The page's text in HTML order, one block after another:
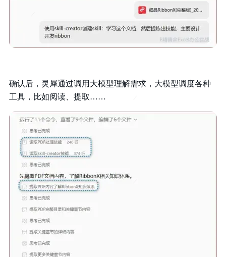
确认后，灵犀通过调用大模型理解需求，大模型调度各种
工具，比如阅读、提取……